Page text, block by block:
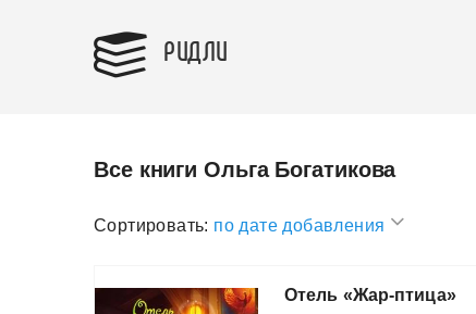
РИДЛИ
Все книги Ольга Богатикова
Сортировать: по дате добавления
Отель «Жар-птица»